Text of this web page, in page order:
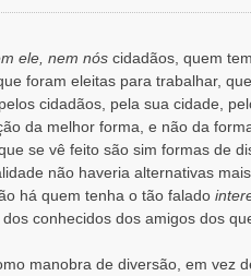
ele, nem nóscidadãos, quem
foram eleitas para trabalhar,
cidadãos, pela sua cidade,
da melhor forma, e não da
se vê feito são sim formas de
não haveria alternativas
há quem tenha o tão falado
conhecidos dos amigos dos
manobra de diversão, em vez